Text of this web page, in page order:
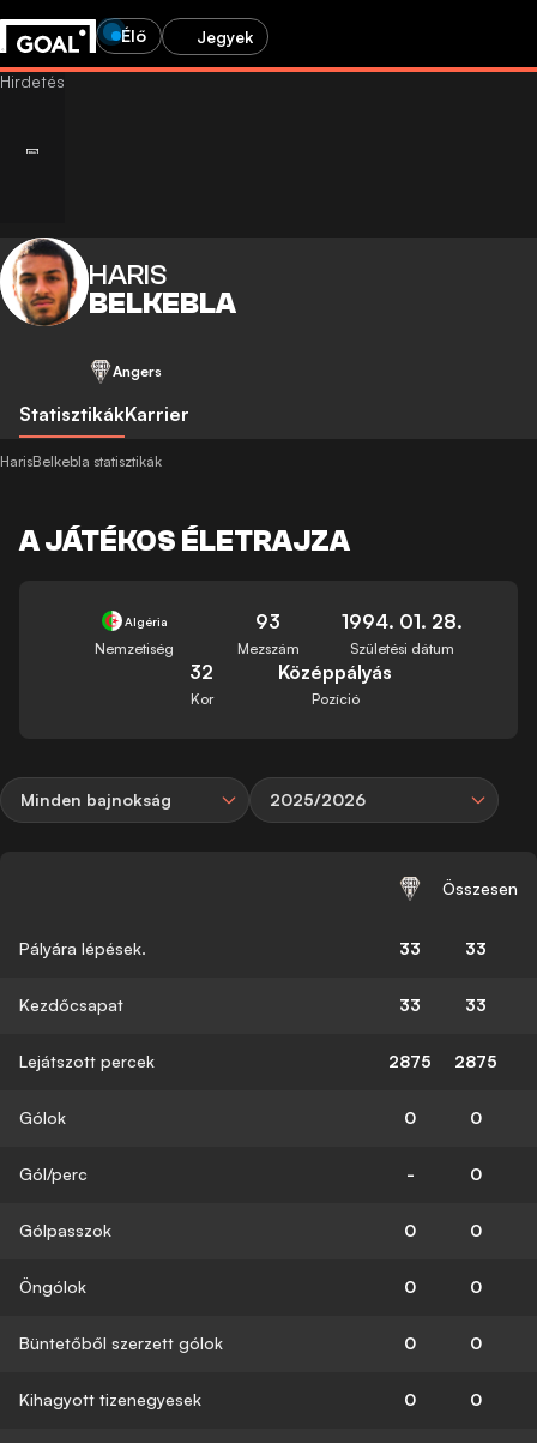
Élő Jegyek
HARIS
BELKEBLA
Angers
StatisztikákKarrier
HarisBelkebla statisztikák
A JÁTÉKOS ÉLETRAJZA
Algéria
Nemzetiség
93
Mezszám
1994. 01. 28.
Születési dátum
32
Kor
Középpályás
Pozíció
Minden bajnokság 2025/2026
Összesen
Pályára lépések. 33 33
Kezdőcsapat 33 33
Lejátszott percek 2875 2875
Gólok 0 0
Gól/perc - 0
Gólpasszok 0 0
Öngólok 0 0
Büntetőből szerzett gólok 0 0
Kihagyott tizenegyesek 0 0